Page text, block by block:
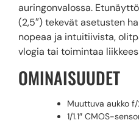
auringonvalossa.
(2,5″) tekevät asetusten
nopeaa ja intuitiivista,
vlogia tai toimintaa
OMINAISUUDET
Muuttuva aukko
1/1.1″ CMOS-